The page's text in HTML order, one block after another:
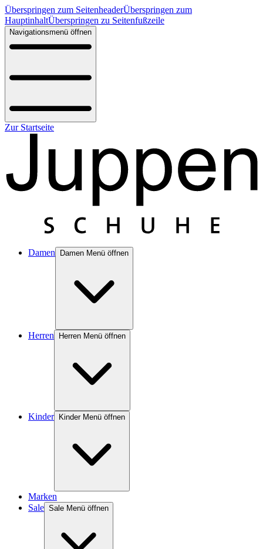
Überspringen zum SeitenheaderÜberspringen zum
HauptinhaltÜberspringen zu Seitenfußzeile
Navigationsmenü öffnen
Zur Startseite
Damen Damen Menü öffnen
Herren Herren Menü öffnen
Kinder Kinder Menü öffnen
Marken
Sale Sale Menü öffnen